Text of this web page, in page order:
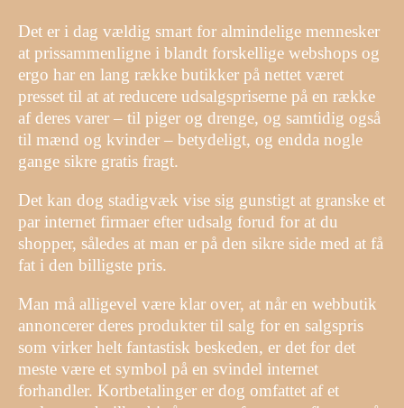
Det er i dag vældig smart for almindelige mennesker
at prissammenligne i blandt forskellige webshops og
ergo har en lang række butikker på nettet været
presset til at at reducere udsalgspriserne på en række
af deres varer – til piger og drenge, og samtidig også
til mænd og kvinder – betydeligt, og endda nogle
gange sikre gratis fragt.
Det kan dog stadigvæk vise sig gunstigt at granske et
par internet firmaer efter udsalg forud for at du
shopper, således at man er på den sikre side med at få
fat i den billigste pris.
Man må alligevel være klar over, at når en webbutik
annoncerer deres produkter til salg for en salgspris
som virker helt fantastisk beskeden, er det for det
meste være et symbol på en svindel internet
forhandler. Kortbetalinger er dog omfattet af et